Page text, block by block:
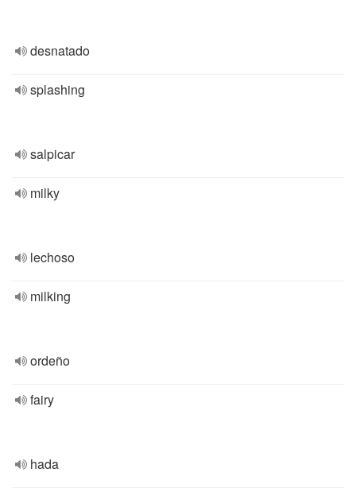
desnatado
splashing
salpicar
milky
lechoso
milking
ordeño
fairy
hada